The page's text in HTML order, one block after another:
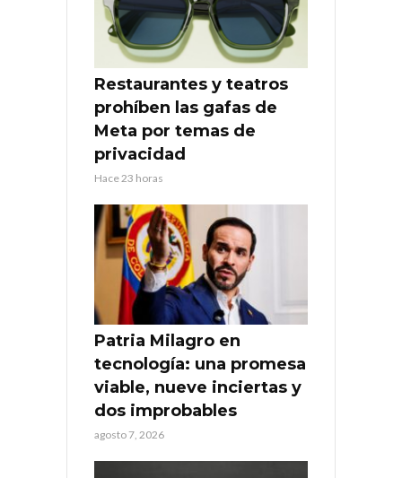
Restaurantes y teatros
prohíben las gafas de
Meta por temas de
privacidad
Hace 23 horas
Patria Milagro en
tecnología: una promesa
viable, nueve inciertas y
dos improbables
agosto 7, 2026